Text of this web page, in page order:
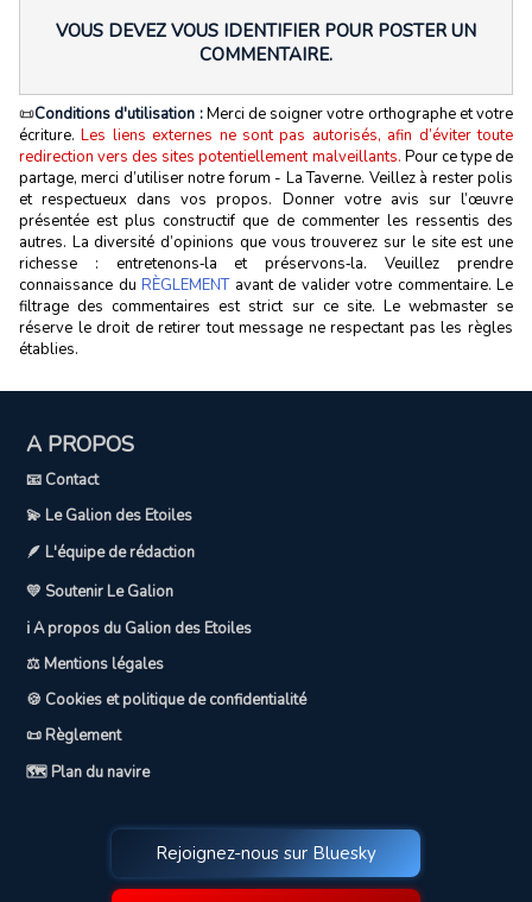
VOUS DEVEZ VOUS IDENTIFIER POUR POSTER UN
COMMENTAIRE.
📜Conditions d'utilisation :Merci de soigner votre orthographe et votre
écriture.Les liens externes ne sont pas autorisés, afin d’éviter toute
redirection vers des sites potentiellement malveillants. Pour ce type de
partage, merci d’utiliser notre forum - La Taverne. Veillez à rester polis
et respectueux dans vos propos. Donner votre avis sur l’œuvre
présentée est plus constructif que de commenter les ressentis des
autres. La diversité d’opinions que vous trouverez sur le site est une
richesse : entretenons‑la et préservons‑la. Veuillez prendre
connaissance du RÈGLEMENTavant de valider votre commentaire. Le
filtrage des commentaires est strict sur ce site. Le webmaster se
réserve le droit de retirer tout message ne respectant pas les règles
établies.
A PROPOS
📧 Contact
💫 Le Galion des Etoiles
🪶 L'équipe de rédaction
💛 Soutenir Le Galion
ℹ️ A propos du Galion des Etoiles
⚖️ Mentions légales
🍪 Cookies et politique de confidentialité
📜 Règlement
🗺️ Plan du navire
Rejoignez-nous sur Bluesky